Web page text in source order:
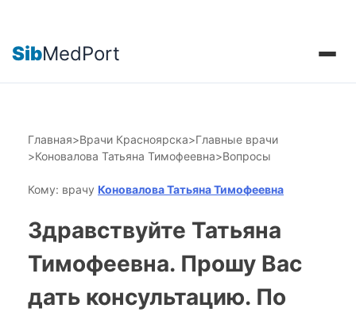
SibMedPort
Главная>Врачи Красноярска>Главные врачи
>Коновалова Татьяна Тимофеевна>Вопросы
Кому: врачу Коновалова Татьяна Тимофеевна
Здравствуйте Татьяна
Тимофеевна. Прошу Вас
дать консультацию. По